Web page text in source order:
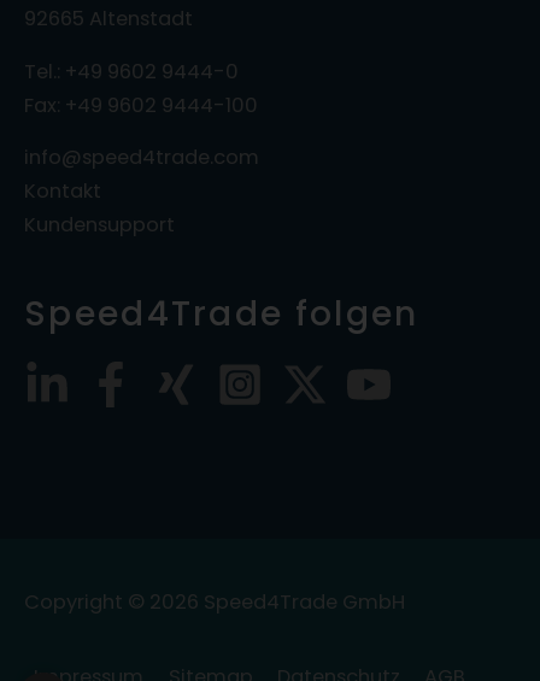
92665 Altenstadt
Tel.: +49 9602 9444-0
Fax: +49 9602 9444-100
info@speed4trade.com
Kontakt
Kundensupport
Speed4Trade folgen
Copyright © 2026 Speed4Trade GmbH